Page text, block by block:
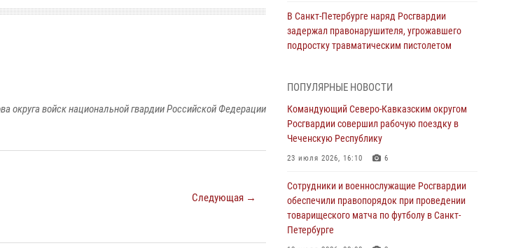
округа войск национальной гвардии Российской Федерации
Следующая →
В Санкт-Петербурге наряд Росгвардии
задержал правонарушителя, угрожавшего
подростку травматическим пистолетом
В Зауралье при содействии СОБР Росгвардии
ликвидирована крупная нарколаборатория
06 августа 2026, 11:27
В Москве росгвардейцы задержали троих
(видео)
06 августа 2026, 11:20 1
Взрывотехники Росгвардии на Ставрополье
ПОПУЛЯРНЫЕ НОВОСТИ
Командующий Северо-Кавказским округом
Росгвардии совершил рабочую поездку в
Чеченскую Республику
23 июля 2026, 16:10 6
Сотрудники и военнослужащие Росгвардии
обеспечили правопорядок при проведении
товарищеского матча по футболу в Санкт-
Петербурге